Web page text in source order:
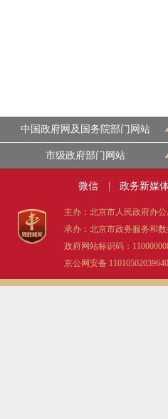
中国政府网及国务院部门网站
市级政府部门网站
微信 政务新媒
主办：北京市人民政府办公
承办：北京市政务服务和
政府网站标识码：
京公网安备 11010502039640